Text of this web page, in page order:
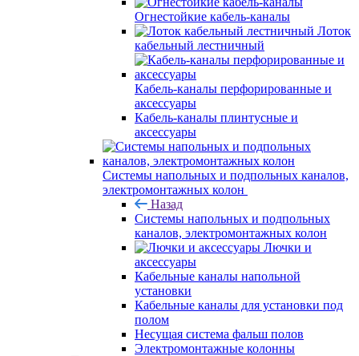
Огнестойкие кабель-каналы
Лоток
кабельный лестничный
Кабель-каналы перфорированные и
аксессуары
Кабель-каналы плинтусные и
аксессуары
Системы напольных и подпольных каналов,
электромонтажных колон
Назад
Системы напольных и подпольных
каналов, электромонтажных колон
Лючки и
аксессуары
Кабельные каналы напольной
установки
Кабельные каналы для установки под
полом
Несущая система фальш полов
Электромонтажные колонны